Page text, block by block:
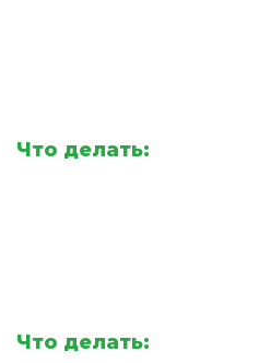
Что делать:
Что делать: